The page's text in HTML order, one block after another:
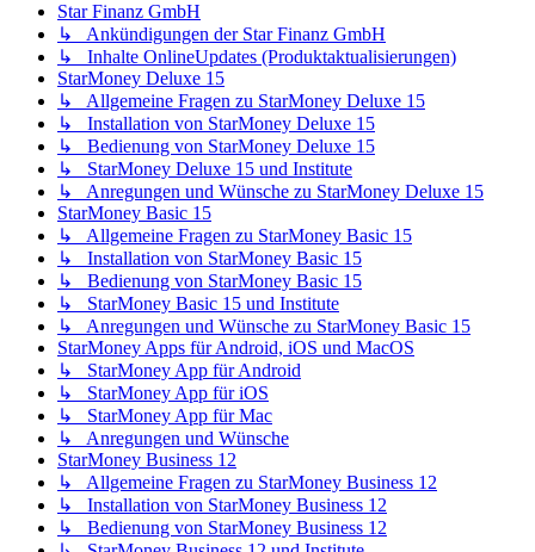
Star Finanz GmbH
↳ Ankündigungen der Star Finanz GmbH
↳ Inhalte OnlineUpdates (Produktaktualisierungen)
StarMoney Deluxe 15
↳ Allgemeine Fragen zu StarMoney Deluxe 15
↳ Installation von StarMoney Deluxe 15
↳ Bedienung von StarMoney Deluxe 15
↳ StarMoney Deluxe 15 und Institute
↳ Anregungen und Wünsche zu StarMoney Deluxe 15
StarMoney Basic 15
↳ Allgemeine Fragen zu StarMoney Basic 15
↳ Installation von StarMoney Basic 15
↳ Bedienung von StarMoney Basic 15
↳ StarMoney Basic 15 und Institute
↳ Anregungen und Wünsche zu StarMoney Basic 15
StarMoney Apps für Android, iOS und MacOS
↳ StarMoney App für Android
↳ StarMoney App für iOS
↳ StarMoney App für Mac
↳ Anregungen und Wünsche
StarMoney Business 12
↳ Allgemeine Fragen zu StarMoney Business 12
↳ Installation von StarMoney Business 12
↳ Bedienung von StarMoney Business 12